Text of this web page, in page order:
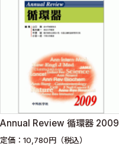
Annual Review 循環器 2009
定価：10,780円（税込）